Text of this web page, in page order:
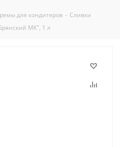
для кондитеров - Сливки
МК", 1 л